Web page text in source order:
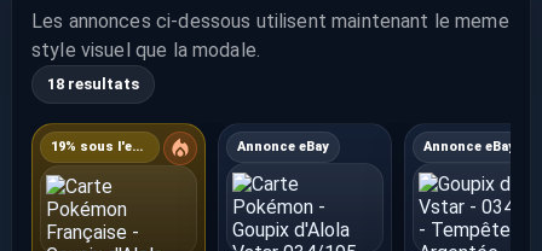
Les annonces ci-dessous utilisent maintenant le meme
style visuel que la modale.
18 resultats
19% sous l'estimation Annonce eBay Annonce eBay